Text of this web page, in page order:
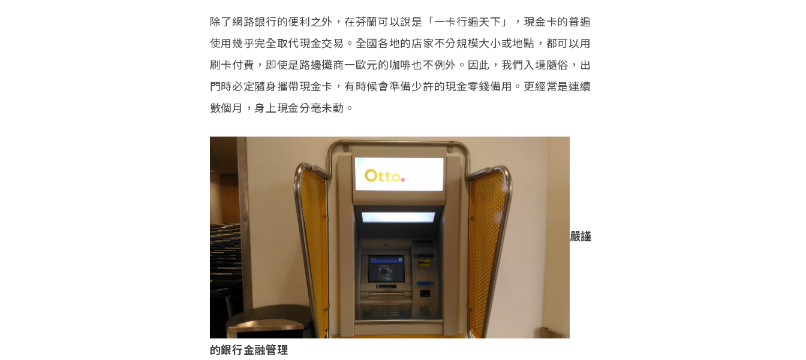
除了網路銀行的便利之外，在芬蘭可以說是「一卡行遍天下」，現金卡的普遍
使用幾乎完全取代現金交易。全國各地的店家不分規模大小或地點，都可以用
刷卡付費，即使是路邊攤商一歐元的咖啡也不例外。因此，我們入境隨俗，出
門時必定隨身攜帶現金卡，有時候會準備少許的現金零錢備用。更經常是連續
數個月，身上現金分毫未動。
嚴謹
的銀行金融管理